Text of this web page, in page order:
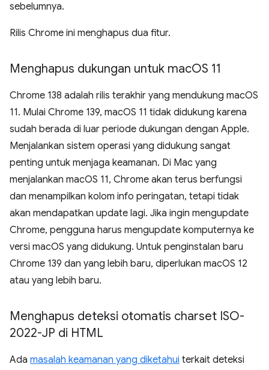
sebelumnya.
Rilis Chrome ini menghapus dua fitur.
Menghapus dukungan untuk macOS 11
Chrome 138 adalah rilis terakhir yang mendukung macOS
11. Mulai Chrome 139, macOS 11 tidak didukung karena
sudah berada di luar periode dukungan dengan Apple.
Menjalankan sistem operasi yang didukung sangat
penting untuk menjaga keamanan. Di Mac yang
menjalankan macOS 11, Chrome akan terus berfungsi
dan menampilkan kolom info peringatan, tetapi tidak
akan mendapatkan update lagi. Jika ingin mengupdate
Chrome, pengguna harus mengupdate komputernya ke
versi macOS yang didukung. Untuk penginstalan baru
Chrome 139 dan yang lebih baru, diperlukan macOS 12
atau yang lebih baru.
Menghapus deteksi otomatis charset ISO-
2022-JP di HTML
Ada masalah keamanan yang diketahui terkait deteksi